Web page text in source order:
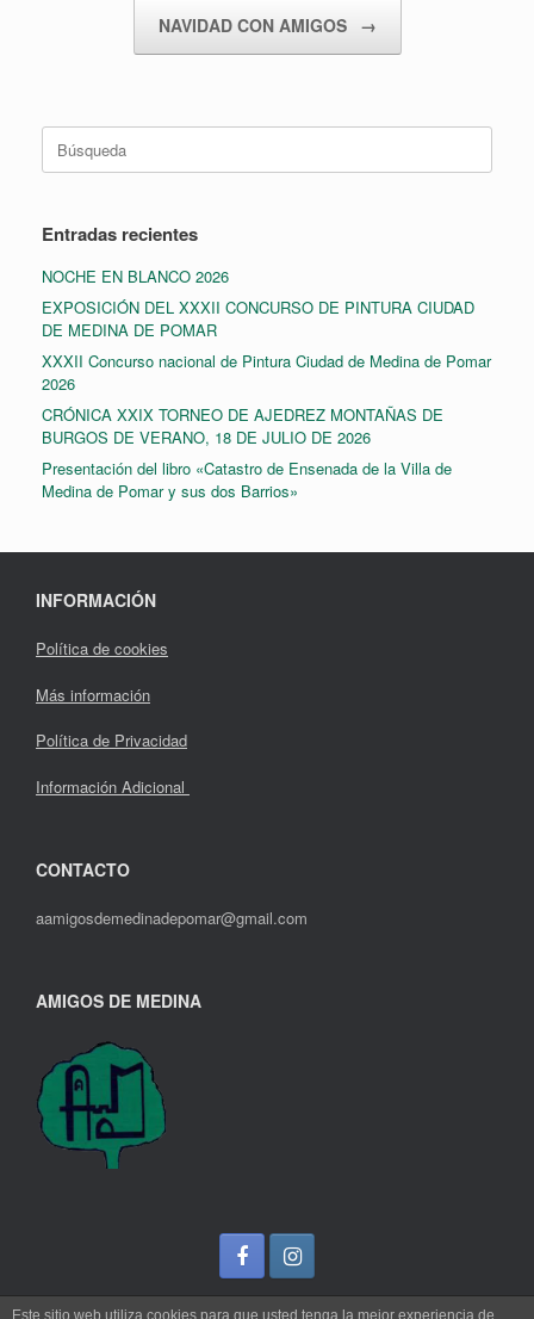
NAVIDAD CON AMIGOS →
Buscar:
Entradas recientes
NOCHE EN BLANCO 2026
EXPOSICIÓN DEL XXXII CONCURSO DE PINTURA CIUDAD
DE MEDINA DE POMAR
XXXII Concurso nacional de Pintura Ciudad de Medina de Pomar
2026
CRÓNICA XXIX TORNEO DE AJEDREZ MONTAÑAS DE
BURGOS DE VERANO, 18 DE JULIO DE 2026
Presentación del libro «Catastro de Ensenada de la Villa de
Medina de Pomar y sus dos Barrios»
INFORMACIÓN
Política de cookies
Más información
Política de Privacidad
Información Adicional
CONTACTO
aamigosdemedinadepomar@gmail.com
AMIGOS DE MEDINA
Este sitio web utiliza cookies para que usted tenga la mejor experiencia de